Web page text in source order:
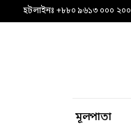
হটলাইনঃ +৮৮০ ৯৬১৩ ০০০ ২০০
মূলপাতা